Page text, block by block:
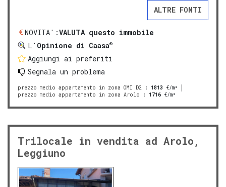
ALTRE FONTI
NOVITA':VALUTA questo immobile
L' Opinione di Caasa®
Aggiungi ai preferiti
Segnala un problema
prezzo medio appartamento in zona OMI D2 : 1813 €/m²
prezzo medio appartamento in zona Arolo : 1716 €/m²
Trilocale in vendita ad Arolo,
Leggiuno